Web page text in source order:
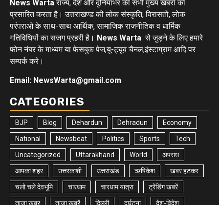
News Wartaराज्य, देश और दुनियाभर की सभी मुख्य खबरों को
प्रसारित करता है। उत्तराखण्ड की लोक संस्कृति, विरासतों, लोक
परंपराओ के साथ-साथ आर्थिक, सामाजिक राजनीतिक व धार्मिक
गतिविधियों का सजग प्रहरी है। News Warta से जुड़ने के लिए हमारे
फोन नंबर के माध्यम या फेसबुक पेज,यू-ट्यूब चैनल,इंस्टाग्राम आदि पर
सम्पर्क करे।
Email: NewsWarta@gmail.com
CATEGORIES
BJP Blog Dehardun Dehradun Economy
National Newsbeat Politics Sports Tech
Uncategorized Uttarakhand World अपराध
आपका शहर उत्तरकाशी उत्तराखंड ऋषिकेश खबर हटकर
चलो चले देवभूमि चारधाम चारधाम यात्रा ट्रेंडिंग खबरें
ताज़ा ख़बर ताज़ा ख़बरें दिल्ली दुर्घटना देश-विदेश